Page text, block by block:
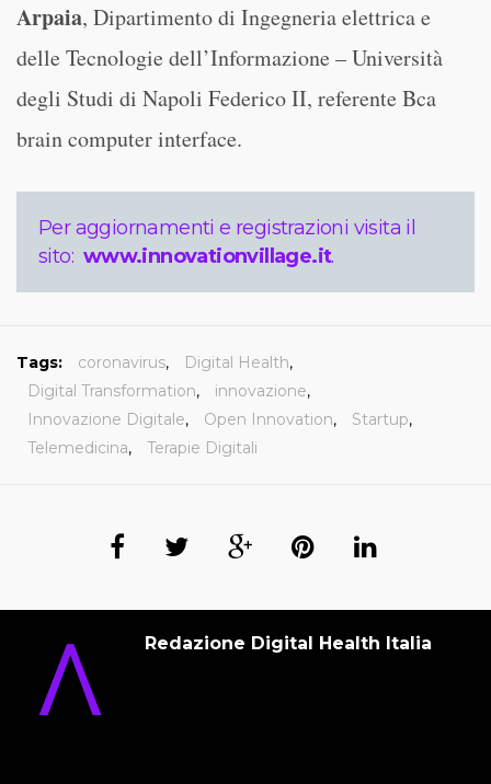
Arpaia, Dipartimento di Ingegneria elettrica e
delle Tecnologie dell’Informazione – Università
degli Studi di Napoli Federico II, referente Bca
brain computer interface.
Per aggiornamenti e registrazioni visita il
sito: www.innovationvillage.it.
Tags: coronavirus, Digital Health,
Digital Transformation, innovazione,
Innovazione Digitale, Open Innovation, Startup,
Telemedicina, Terapie Digitali
Redazione Digital Health Italia